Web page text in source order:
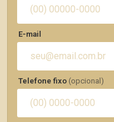
E-mail
Telefone fixo (opcional)